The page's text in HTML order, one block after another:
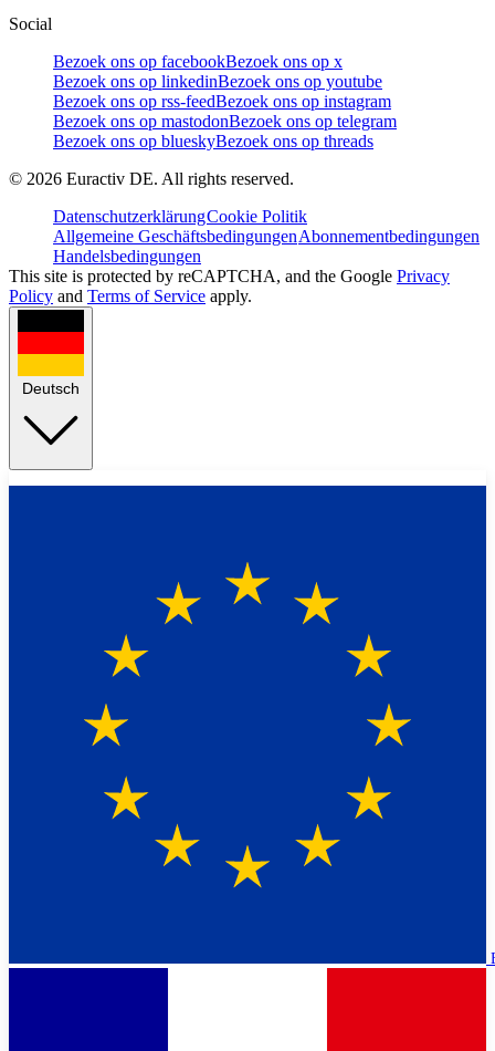
Social
Bezoek ons op facebookBezoek ons op x
Bezoek ons op linkedinBezoek ons op youtube
Bezoek ons op rss-feedBezoek ons op instagram
Bezoek ons op mastodonBezoek ons op telegram
Bezoek ons op blueskyBezoek ons op threads
© 2026 Euractiv DE. All rights reserved.
DatenschutzerklärungCookie Politik
Allgemeine GeschäftsbedingungenAbonnementbedingungen
Handelsbedingungen
This site is protected by reCAPTCHA, and the Google Privacy
Policy and Terms of Service apply.
Deutsch